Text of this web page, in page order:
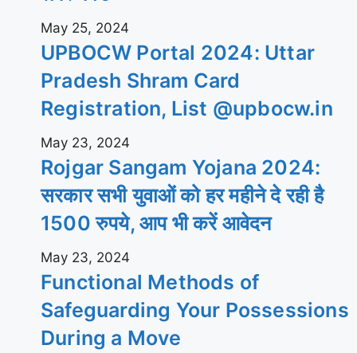
May 25, 2024
UPBOCW Portal 2024: Uttar
Pradesh Shram Card
Registration, List @upbocw.in
May 23, 2024
Rojgar Sangam Yojana 2024:
सरकार सभी युवाओं को हर महीने दे रही है
1500 रुपये, आप भी करें आवेदन
May 23, 2024
Functional Methods of
Safeguarding Your Possessions
During a Move